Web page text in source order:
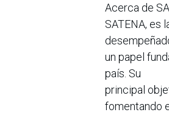
Acerca de
SATENA, es
un papel
país. Su
principal
fomentando